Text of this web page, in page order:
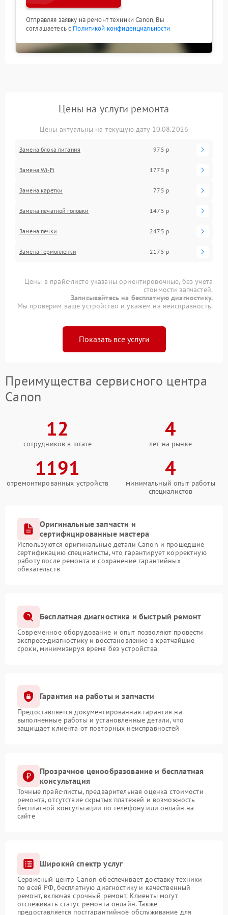
Отправляя заявку на ремонт техники Canon, Вы
соглашаетесь с Политикой конфиденциальности
Цены на услуги ремонта
Цены актуальны на текущую дату 10.08.2026
Замена блока питания 975 р
Замена Wi-Fi 1775 р
Замена каретки 775 р
Замена печатной головки 1475 р
Замена печки 2475 р
Замена термопленки 2175 р
Цены в прайс-листе указаны ориентировочные, без учета
стоимости запчастей.
Записывайтесь на бесплатную диагностику.
Мы проверим ваше устройство и укажем на неисправность.
Показать все услуги
Преимущества сервисного центра
Canon
12
сотрудников в штате
4
лет на рынке
1191
отремонтированных устройств
4
минимальный опыт работы
специалистов
Оригинальные запчасти и
сертифицированные мастера
Используются оригинальные детали Canon и прошедшие
сертификацию специалисты, что гарантирует корректную
работу после ремонта и сохранение гарантийных
обязательств
Бесплатная диагностика и быстрый ремонт
Современное оборудование и опыт позволяют провести
экспресс-диагностику и восстановление в кратчайшие
сроки, минимизируя время без устройства
Гарантия на работы и запчасти
Предоставляется документированная гарантия на
выполненные работы и установленные детали, что
защищает клиента от повторных неисправностей
Прозрачное ценообразование и бесплатная
консультация
Точные прайс-листы, предварительная оценка стоимости
ремонта, отсутствие скрытых платежей и возможность
бесплатной консультации по телефону или онлайн на
сайте
Широкий спектр услуг
Сервисный центр Canon обеспечивает доставку техники
по всей РФ, бесплатную диагностику и качественный
ремонт, включая срочный ремонт. Клиенты могут
отслеживать статус ремонта онлайн. Также
предоставляется постгарантийное обслуживание для